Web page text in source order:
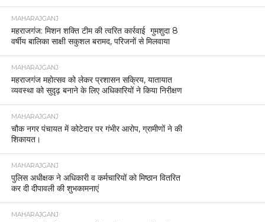
MAHARAJGANJ
महराजगंज: मिशन शक्ति टीम की त्वरित कार्रवाई गुमशुदा 8
वर्षीय बालिका साक्षी सकुशल बरामद, परिजनों से मिलवाया
MAHARAJGANJ
महराजगंज महोत्सव को लेकर प्रशासन सक्रिय, यातायात
व्यवस्था को सुदृढ़ बनाने के लिए अधिकारियों ने किया निरीक्षण
MAHARAJGANJ
चौक नगर पंचायत में कोटेदार पर गंभीर आरोप, ग्रामीणों ने की
शिकायत।
MAHARAJGANJ
पुलिस अधीक्षक ने अधिकारी व कर्मचारियों को मिष्ठान वितरित
कर दी दीपावली की शुभकामनाएं
MAHARAJGANJ